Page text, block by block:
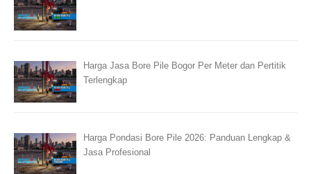
Harga Jasa Bore Pile Bogor Per Meter dan Pertitik
Terlengkap
Harga Pondasi Bore Pile 2026: Panduan Lengkap &
Jasa Profesional